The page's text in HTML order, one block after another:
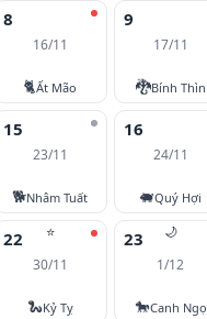
8
16/11
🐈Ất Mão
9
17/11
🐉Bính Thìn
15
23/11
🐕Nhâm Tuất
16
24/11
🐖Quý Hợi
⭐
22
30/11
🐍Kỷ Tỵ
🌙
23
1/12
🐎Canh Ngọ